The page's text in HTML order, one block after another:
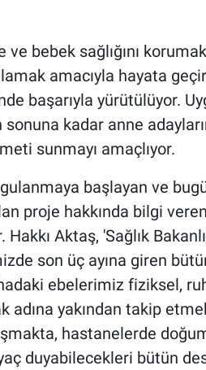
ve bebek sağlığını
amacıyla hayata
başarıyla yürütülüyor.
kadar anne
sunmayı amaçlıyor.
başlayan ve
proje hakkında bilgi
Aktaş, 'Sağlık
son üç ayına giren
ebelerimiz fiziksel,
yakından takip
hastanelerde
duyabilecekleri bütün